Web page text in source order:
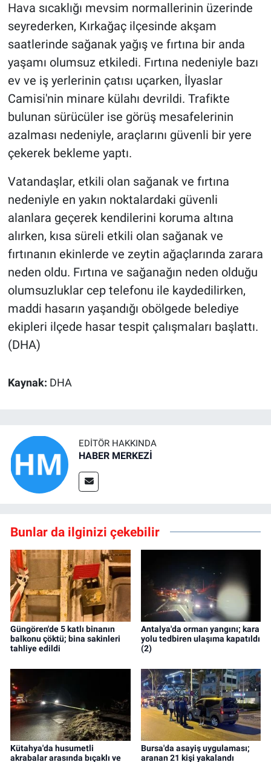
Hava sıcaklığı mevsim normallerinin üzerinde
seyrederken, Kırkağaç ilçesinde akşam
saatlerinde sağanak yağış ve fırtına bir anda
yaşamı olumsuz etkiledi. Fırtına nedeniyle bazı
ev ve iş yerlerinin çatısı uçarken, İlyaslar
Camisi'nin minare külahı devrildi. Trafikte
bulunan sürücüler ise görüş mesafelerinin
azalması nedeniyle, araçlarını güvenli bir yere
çekerek bekleme yaptı.
Vatandaşlar, etkili olan sağanak ve fırtına
nedeniyle en yakın noktalardaki güvenli
alanlara geçerek kendilerini koruma altına
alırken, kısa süreli etkili olan sağanak ve
fırtınanın ekinlerde ve zeytin ağaçlarında zarara
neden oldu. Fırtına ve sağanağın neden olduğu
olumsuzluklar cep telefonu ile kaydedilirken,
maddi hasarın yaşandığı obölgede belediye
ekipleri ilçede hasar tespit çalışmaları başlattı.
(DHA)
Kaynak: DHA
EDITÖR HAKKINDA
HABER MERKEZİ
Bunlar da ilginizi çekebilir
Güngören'de 5 katlı binanın
balkonu çöktü; bina sakinleri
tahliye edildi
Antalya'da orman yangını; kara
yolu tedbiren ulaşıma kapatıldı
(2)
Kütahya'da husumetli
akrabalar arasında bıçaklı ve
Bursa'da asayiş uygulaması;
aranan 21 kişi yakalandı